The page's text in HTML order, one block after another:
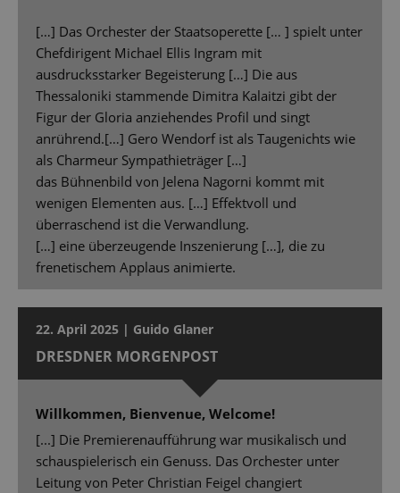
[…] Das Orchester der Staatsoperette [… ] spielt unter
Chefdirigent Michael Ellis Ingram mit
ausdrucksstarker Begeisterung […] Die aus
Thessaloniki stammende Dimitra Kalaitzi gibt der
Figur der Gloria anziehendes Profil und singt
anrührend.[…] Gero Wendorf ist als Taugenichts wie
als Charmeur Sympathieträger […]
das Bühnenbild von Jelena Nagorni kommt mit
wenigen Elementen aus. […] Effektvoll und
überraschend ist die Verwandlung.
[…] eine überzeugende Inszenierung […], die zu
frenetischem Applaus animierte.
22. April 2025 | Guido Glaner
DRESDNER MORGENPOST
Willkommen, Bienvenue, Welcome!
[...] Die Premierenaufführung war musikalisch und
schauspielerisch ein Genuss. Das Orchester unter
Leitung von Peter Christian Feigel changiert